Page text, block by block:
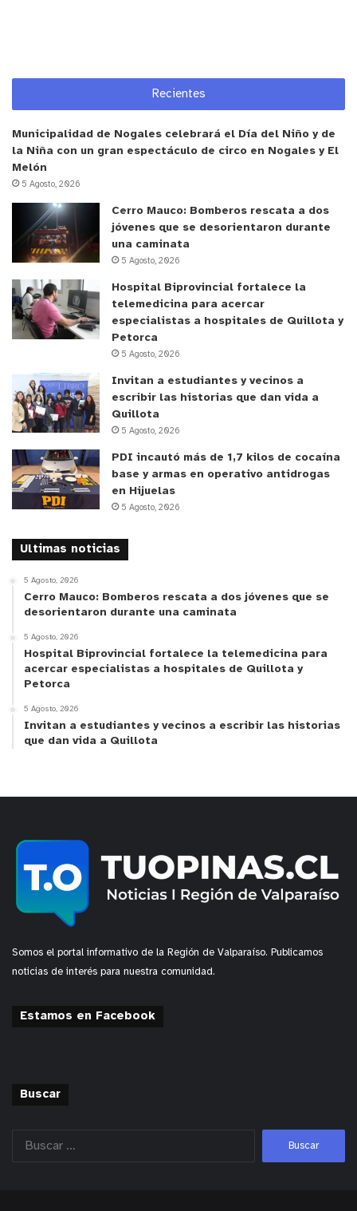
Recientes
Municipalidad de Nogales celebrará el Día del Niño y de
la Niña con un gran espectáculo de circo en Nogales y El
Melón
5 Agosto, 2026
Cerro Mauco: Bomberos rescata a dos
jóvenes que se desorientaron durante
una caminata
5 Agosto, 2026
Hospital Biprovincial fortalece la
telemedicina para acercar
especialistas a hospitales de Quillota y
Petorca
5 Agosto, 2026
Invitan a estudiantes y vecinos a
escribir las historias que dan vida a
Quillota
5 Agosto, 2026
PDI incautó más de 1,7 kilos de cocaína
base y armas en operativo antidrogas
en Hijuelas
5 Agosto, 2026
Ultimas noticias
5 Agosto, 2026
Cerro Mauco: Bomberos rescata a dos jóvenes que se
desorientaron durante una caminata
5 Agosto, 2026
Hospital Biprovincial fortalece la telemedicina para
acercar especialistas a hospitales de Quillota y
Petorca
5 Agosto, 2026
Invitan a estudiantes y vecinos a escribir las historias
que dan vida a Quillota
Somos el portal informativo de la Región de Valparaíso. Publicamos
noticias de interés para nuestra comunidad.
Estamos en Facebook
Buscar